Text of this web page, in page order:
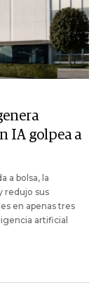
IA golpea a
a bolsa, la
redujo sus
en apenas tres
artificial